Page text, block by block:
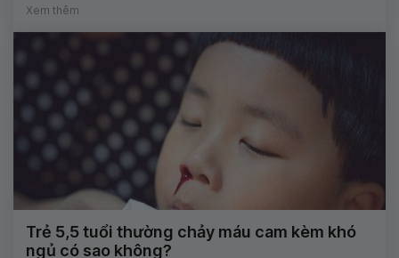
Xem thêm
Trẻ 5,5 tuổi thường chảy máu cam kèm khó
ngủ có sao không?